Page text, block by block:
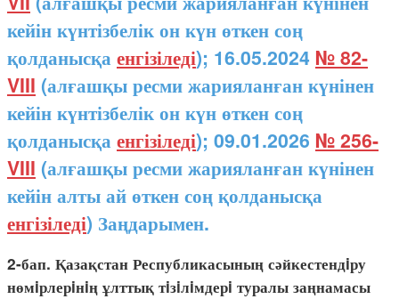
кейін күнтізбелік он күн өткен соң
қолданысқа енгізіледі); 16.05.2024 № 82-
VIII (алғашқы ресми жарияланған күнінен
кейін күнтізбелік он күн өткен соң
қолданысқа енгізіледі); 09.01.2026 № 256-
VIII (алғашқы ресми жарияланған күнінен
кейін алты ай өткен соң қолданысқа
енгізіледі) Заңдарымен.
2-бап. Қазақстан Республикасының сәйкестендiру
нөмiрлерiнiң ұлттық тiзiлiмдерi туралы заңнамасы